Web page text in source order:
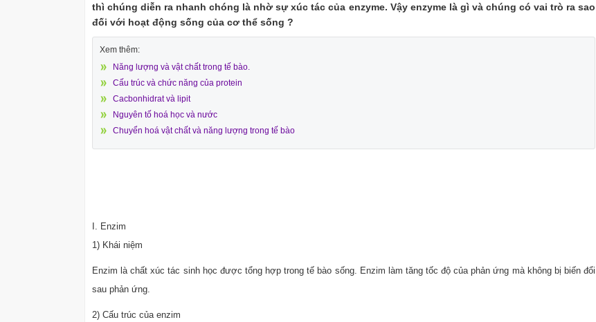
thì chúng diễn ra nhanh chóng là nhờ sự xúc tác của enzyme. Vậy enzyme là gì và chúng có vai trò ra sao
đối với hoạt động sống của cơ thể sống ?
Xem thêm:
Năng lượng và vật chất trong tế bào.
Cấu trúc và chức năng của protein
Cacbonhidrat và lipit
Nguyên tố hoá học và nước
Chuyển hoá vật chất và năng lượng trong tế bào
I. Enzim
1) Khái niệm
Enzim là chất xúc tác sinh học được tổng hợp trong tế bào sống. Enzim làm tăng tốc độ của phản ứng mà không bị biến đổi
sau phản ứng.
2) Cấu trúc của enzim